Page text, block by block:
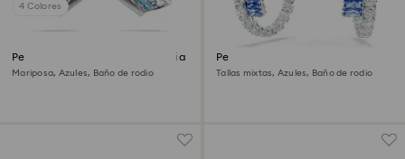
4 Colores
Pendientes de botón Idyllia Lilia
Mariposa, Azules, Baño de rodio
Pendientes de aro Matrix
Tallas mixtas, Azules, Baño de rodio